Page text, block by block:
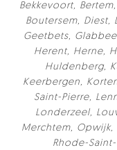
Bekkevoort, Bertem,
Boutersem, Diest,
Geetbets,
Herent, Herne,
Huldenberg,
Keerbergen,
Saint-Pierre,
Londerzeel,
Merchtem, Opwijk,
Rhode-